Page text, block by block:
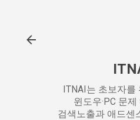
ITNAI는 초보자를
윈도우·PC 문
검색노출과 애드센